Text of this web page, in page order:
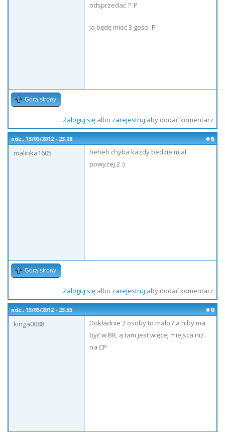
odsprzedać ? :P
Ja będę mieć 3 gości :P
Góra strony
Zaloguj sięalbo zarejestruj aby dodać komentarz
ndz., 13/05/2012 - 23:28
#8
malinka1605
heheh chyba kazdy bedzie mial
powyzej 2 :)
Góra strony
Zaloguj sięalbo zarejestruj aby dodać komentarz
ndz., 13/05/2012 - 23:35
#9
kinga0088
Dokładnie 2 osoby to mało;/ a niby ma
być w BR, a tam jest więcej miejsca niż
na CP